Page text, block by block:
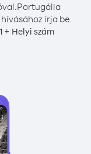
Portugália
írja be
+ Helyi szám